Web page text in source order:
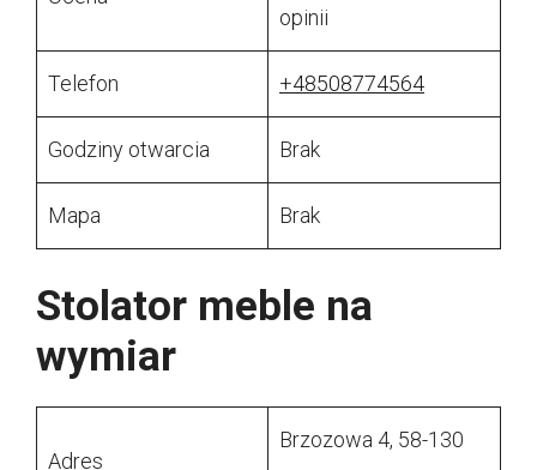
opinii
Telefon +48508774564
Godziny otwarcia Brak
Mapa Brak
Stolator meble na
wymiar
Adres
Brzozowa 4, 58-130